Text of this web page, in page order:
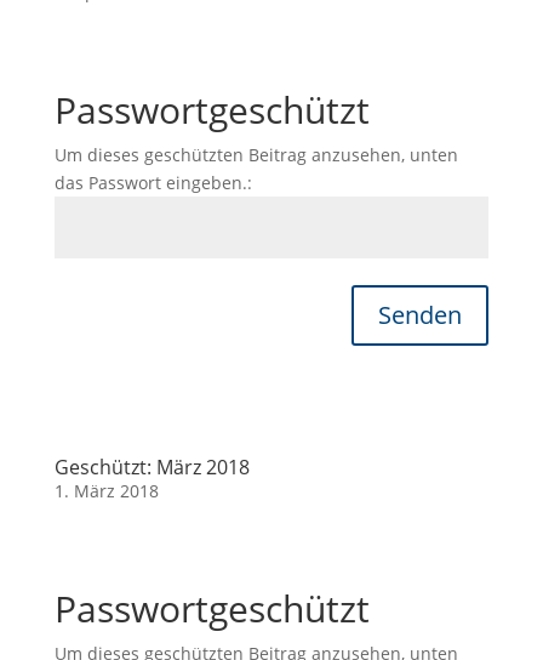
Passwortgeschützt
Um dieses geschützten Beitrag anzusehen, unten
das Passwort eingeben.:
Senden
Geschützt: März 2018
1. März 2018
Passwortgeschützt
Um dieses geschützten Beitrag anzusehen, unten